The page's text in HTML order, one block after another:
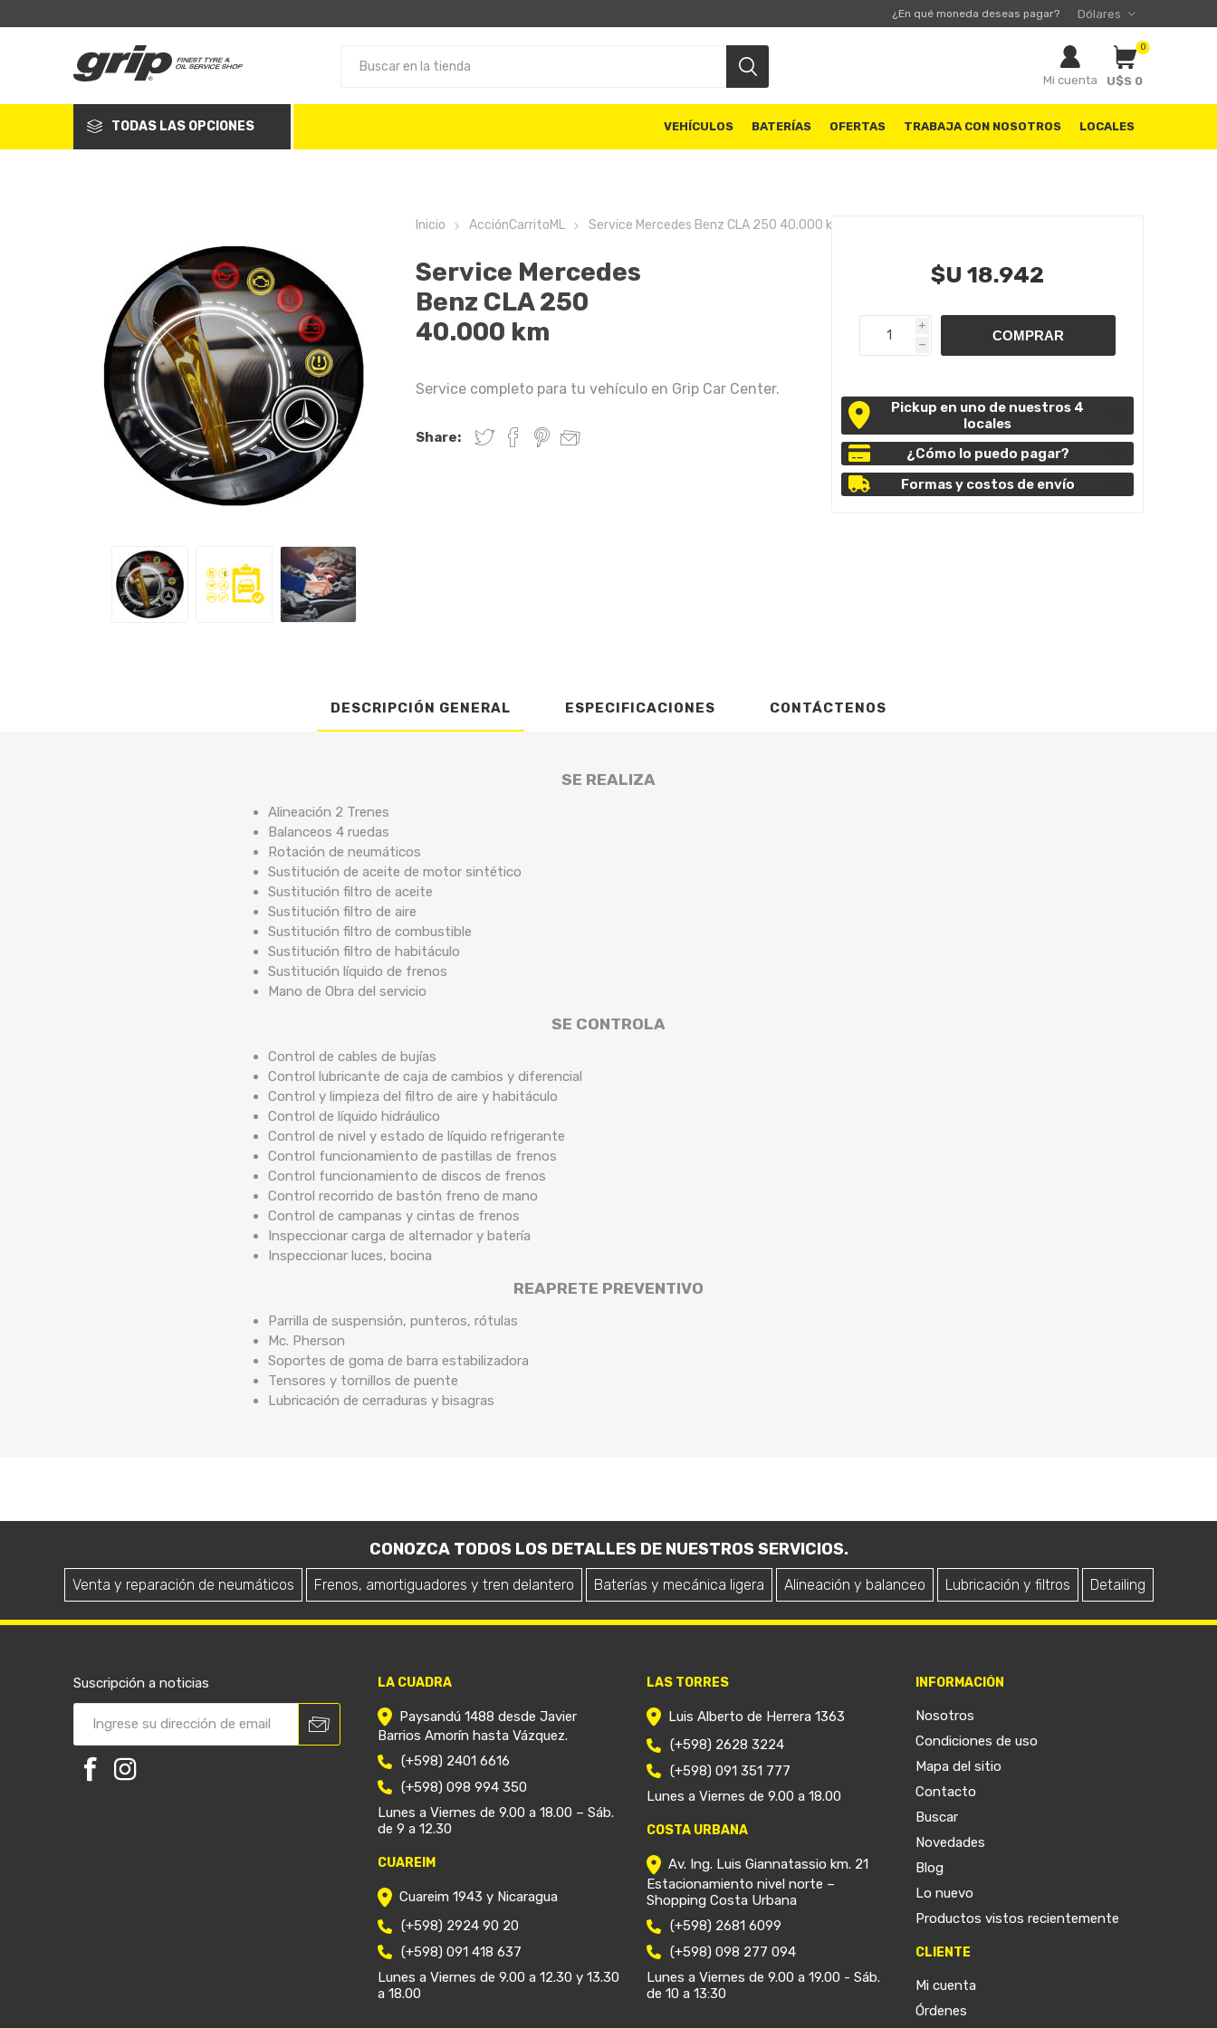
¿En qué moneda deseas pagar?
Mi cuenta
0
U$S 0
TODAS LAS OPCIONES VEHÍCULOS BATERÍAS OFERTAS TRABAJA CON NOSOTROS LOCALES
Inicio AcciónCarritoML Service Mercedes Benz CLA 250 40.000 km
Service Mercedes
Benz CLA 250
40.000 km
Service completo para tu vehículo en Grip Car Center.
Share:
$U 18.942
i
h
Pickup en uno de nuestros 4
locales
¿Cómo lo puedo pagar?
Formas y costos de envío
DESCRIPCIÓN GENERAL ESPECIFICACIONES CONTÁCTENOS
SE REALIZA
Alineación 2 Trenes
Balanceos 4 ruedas
Rotación de neumáticos
Sustitución de aceite de motor sintético
Sustitución filtro de aceite
Sustitución filtro de aire
Sustitución filtro de combustible
Sustitución filtro de habitáculo
Sustitución líquido de frenos
Mano de Obra del servicio
SE CONTROLA
Control de cables de bujías
Control lubricante de caja de cambios y diferencial
Control y limpieza del filtro de aire y habitáculo
Control de líquido hidráulico
Control de nivel y estado de líquido refrigerante
Control funcionamiento de pastillas de frenos
Control funcionamiento de discos de frenos
Control recorrido de bastón freno de mano
Control de campanas y cintas de frenos
Inspeccionar carga de alternador y batería
Inspeccionar luces, bocina
REAPRETE PREVENTIVO
Parrilla de suspensión, punteros, rótulas
Mc. Pherson
Soportes de goma de barra estabilizadora
Tensores y tornillos de puente
Lubricación de cerraduras y bisagras
CONOZCA TODOS LOS DETALLES DE NUESTROS SERVICIOS.
Venta y reparación de neumáticos Frenos, amortiguadores y tren delantero Baterías y mecánica ligera Alineación y balanceo Lubricación y filtros Detailing
Suscripción a noticias LA CUADRA
Paysandú 1488 desde Javier
Barrios Amorín hasta Vázquez.
(+598) 2401 6616
(+598) 098 994 350
Lunes a Viernes de 9.00 a 18.00 – Sáb.
de 9 a 12.30
CUAREIM
Cuareim 1943 y Nicaragua
(+598) 2924 90 20
(+598) 091 418 637
Lunes a Viernes de 9.00 a 12.30 y 13.30
a 18.00
LAS TORRES
Luis Alberto de Herrera 1363
(+598) 2628 3224
(+598) 091 351 777
Lunes a Viernes de 9.00 a 18.00
COSTA URBANA
Av. Ing. Luis Giannatassio km. 21
Estacionamiento nivel norte –
Shopping Costa Urbana
(+598) 2681 6099
(+598) 098 277 094
Lunes a Viernes de 9.00 a 19.00 - Sáb.
de 10 a 13:30
INFORMACIÓN
Nosotros
Condiciones de uso
Mapa del sitio
Contacto
Buscar
Novedades
Blog
Lo nuevo
Productos vistos recientemente
CLIENTE
Mi cuenta
Órdenes